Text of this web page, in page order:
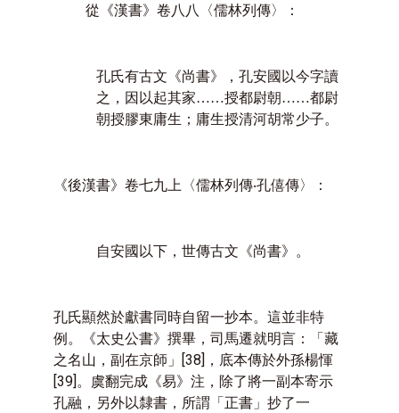
從《漢書》卷八八〈儒林列傳〉：
孔氏有古文《尚書》，孔安國以今字讀
之，因以起其家……授都尉朝……都尉
朝授膠東庸生；庸生授清河胡常少子。
《後漢書》卷七九上〈儒林列傳‧孔僖傳〉：
自安國以下，世傳古文《尚書》。
孔氏顯然於獻書同時自留一抄本。這並非特
例。《太史公書》撰畢，司馬遷就明言：「藏
之名山，副在京師」 [38] ，底本傳於外孫楊惲
[39] 。虞翻完成《易》注，除了將一副本寄示
孔融，另外以隸書，所謂「正書」抄了一